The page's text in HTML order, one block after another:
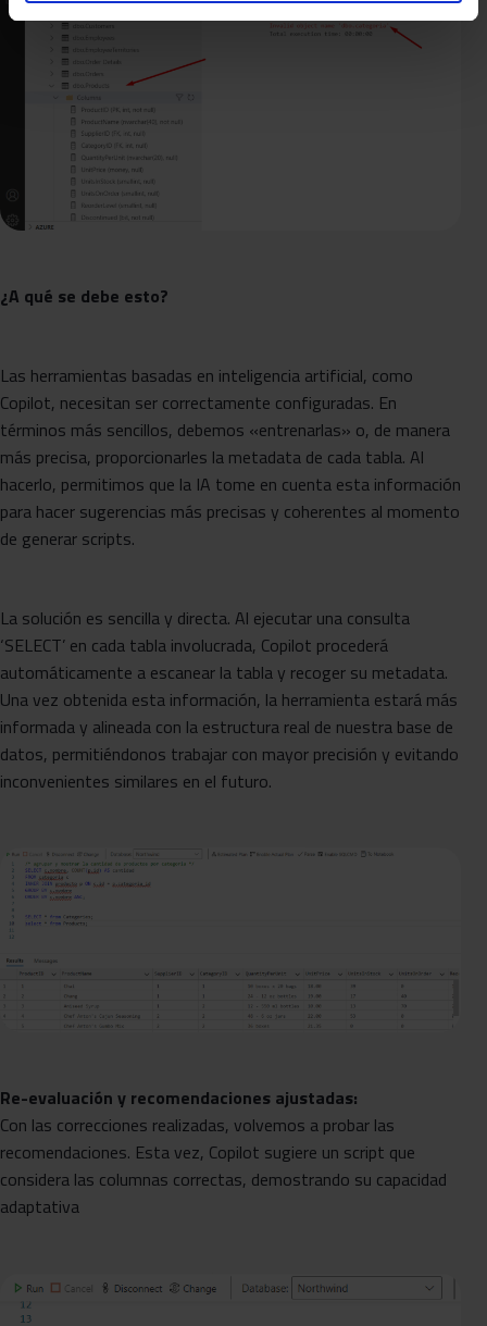
¿A qué se debe esto?
Las herramientas basadas en inteligencia artificial, como
Copilot, necesitan ser correctamente configuradas. En
términos más sencillos, debemos «entrenarlas» o, de manera
más precisa, proporcionarles la metadata de cada tabla. Al
hacerlo, permitimos que la IA tome en cuenta esta información
para hacer sugerencias más precisas y coherentes al momento
de generar scripts.
La solución es sencilla y directa. Al ejecutar una consulta
‘SELECT’ en cada tabla involucrada, Copilot procederá
automáticamente a escanear la tabla y recoger su metadata.
Una vez obtenida esta información, la herramienta estará más
informada y alineada con la estructura real de nuestra base de
datos, permitiéndonos trabajar con mayor precisión y evitando
inconvenientes similares en el futuro.
Re-evaluación y recomendaciones ajustadas:
Con las correcciones realizadas, volvemos a probar las
recomendaciones. Esta vez, Copilot sugiere un script que
considera las columnas correctas, demostrando su capacidad
adaptativa